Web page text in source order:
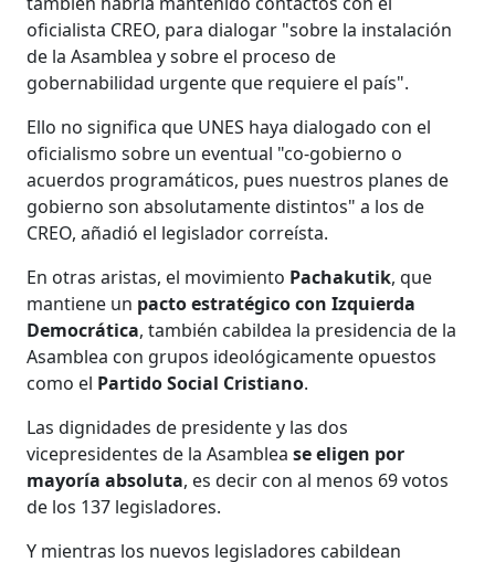
oficialista CREO, para dialogar "sobre la instalación
de la Asamblea y sobre el proceso de
gobernabilidad urgente que requiere el país".
Ello no significa que UNES haya dialogado con el
oficialismo sobre un eventual "co-gobierno o
acuerdos programáticos, pues nuestros planes de
gobierno son absolutamente distintos" a los de
CREO, añadió el legislador correísta.
En otras aristas, el movimiento Pachakutik, que
mantiene un pacto estratégico con Izquierda
Democrática, también cabildea la presidencia de la
Asamblea con grupos ideológicamente opuestos
como el Partido Social Cristiano.
Las dignidades de presidente y las dos
vicepresidentes de la Asamblease eligen por
mayoría absoluta, es decir con al menos 69 votos
de los 137 legisladores.
Y mientras los nuevos legisladores cabildean